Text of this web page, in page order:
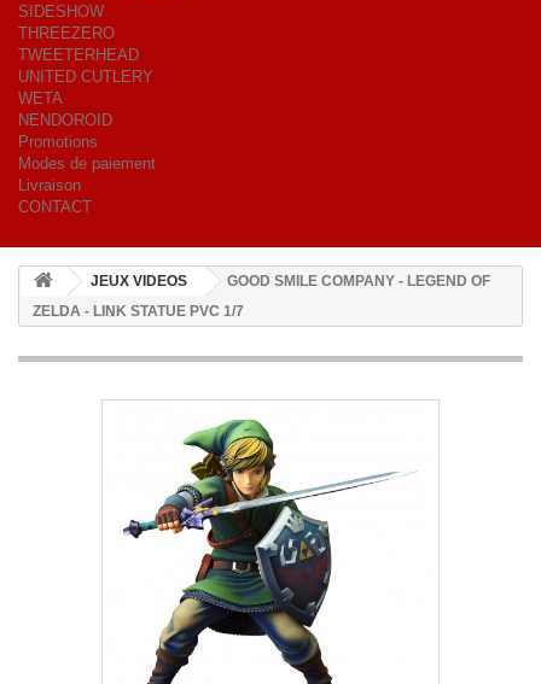
SIDESHOW
THREEZERO
TWEETERHEAD
UNITED CUTLERY
WETA
NENDOROID
Promotions
Modes de paiement
Livraison
CONTACT
JEUX VIDEOS
GOOD SMILE COMPANY - LEGEND OF
ZELDA - LINK STATUE PVC 1/7